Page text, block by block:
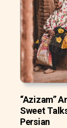
“Azizam”
Sweet
Persian